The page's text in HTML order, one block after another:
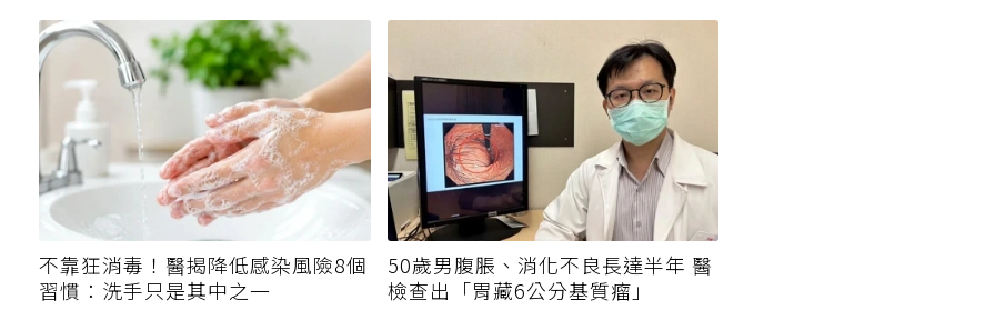
3妙招
不靠狂消毒！醫揭降低感染風險8個
習慣：洗手只是其中之一
50歲男腹脹、消化不良長達半年 醫
檢查出「胃藏6公分基質瘤」